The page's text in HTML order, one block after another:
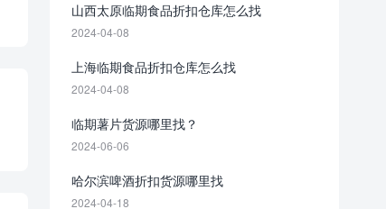
山西太原临期食品折扣仓库怎么找
2024-04-08
上海临期食品折扣仓库怎么找
2024-04-08
临期薯片货源哪里找？
2024-06-06
哈尔滨啤酒折扣货源哪里找
2024-04-18